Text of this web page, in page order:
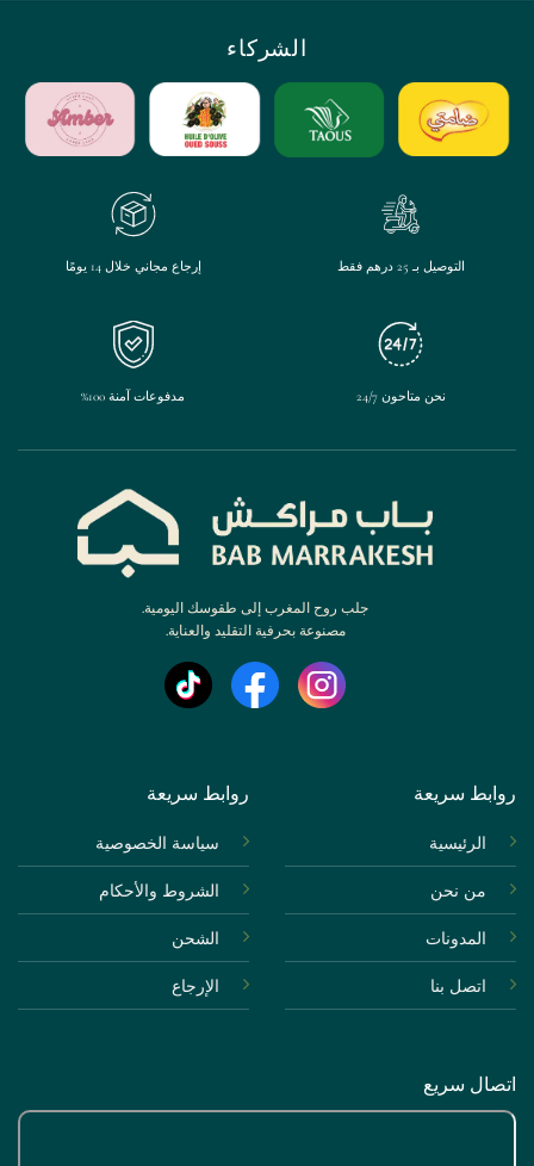
الشركاء
التوصيل بـ 25 درهم فقط إرجاع مجاني خلال 14 يومًا
نحن متاحون 24/7 مدفوعات آمنة 100%
جلب روح المغرب إلى طقوسك اليومية.
مصنوعة بحرفية التقليد والعناية.
روابط سريعة
الرئيسية
من نحن
المدونات
اتصل بنا
روابط سريعة
سياسة الخصوصية
الشروط والأحكام
الشحن
الإرجاع
اتصال سريع